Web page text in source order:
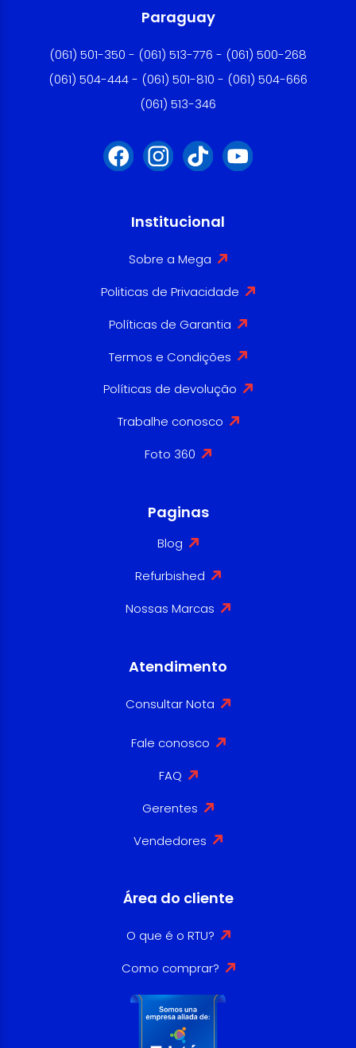
Paraguay
(061) 501-350 - (061) 513-776 - (061) 500-268
(061) 504-444 - (061) 501-810 - (061) 504-666
(061) 513-346
Institucional
Sobre a Mega
Politicas de Privacidade
Políticas de Garantia
Termos e Condições
Políticas de devolução
Trabalhe conosco
Foto 360
Paginas
Blog
Refurbished
Nossas Marcas
Atendimento
Consultar Nota
Fale conosco
FAQ
Gerentes
Vendedores
Área do cliente
O que é o RTU?
Como comprar?